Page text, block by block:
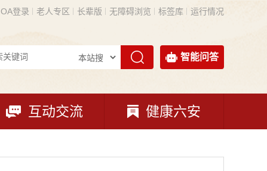
OA登录 老人专区 长辈版 无障碍浏览 标签库 运行情况
智能问答
互动交流 健康六安